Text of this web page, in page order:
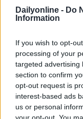
Dailyonline - Do
Information
If you wish to opt-
processing of your
targeted advertising
section to confirm
opt-out request is
interest-based ads
us or personal
your opt-out. You
creare assieme
Sono entusiasta
quotidiano
certo che saprà
questo 2026.
sempre
cresce in una
molto fiero di
Gruppo Matches”.